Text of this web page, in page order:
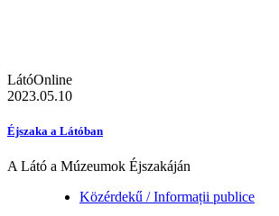
LátóOnline
2023.05.10
Éjszaka a Látóban
A Látó a Múzeumok Éjszakáján
Közérdekű / Informații publice